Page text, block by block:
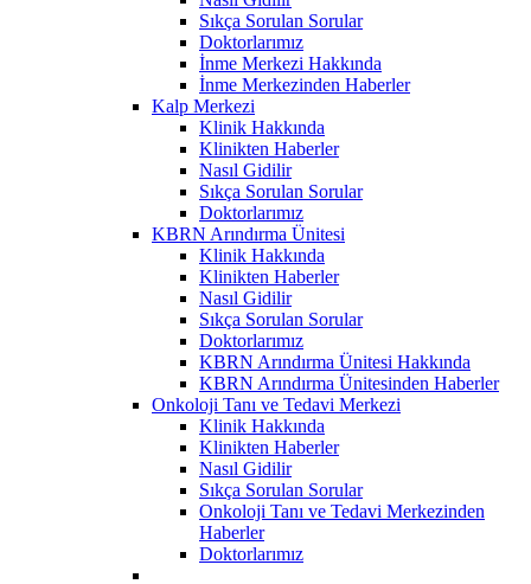
Sıkça Sorulan Sorular
Doktorlarımız
İnme Merkezi Hakkında
İnme Merkezinden Haberler
Kalp Merkezi
Klinik Hakkında
Klinikten Haberler
Nasıl Gidilir
Sıkça Sorulan Sorular
Doktorlarımız
KBRN Arındırma Ünitesi
Klinik Hakkında
Klinikten Haberler
Nasıl Gidilir
Sıkça Sorulan Sorular
Doktorlarımız
KBRN Arındırma Ünitesi Hakkında
KBRN Arındırma Ünitesinden Haberler
Onkoloji Tanı ve Tedavi Merkezi
Klinik Hakkında
Klinikten Haberler
Nasıl Gidilir
Sıkça Sorulan Sorular
Onkoloji Tanı ve Tedavi Merkezinden
Haberler
Doktorlarımız